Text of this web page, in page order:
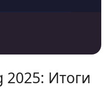
2025: Итоги